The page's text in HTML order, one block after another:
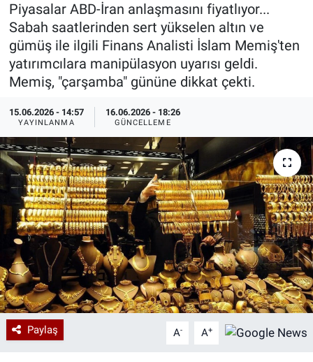
Piyasalar ABD-İran anlaşmasını fiyatlıyor...
Sabah saatlerinden sert yükselen altın ve
gümüş ile ilgili Finans Analisti İslam Memiş'ten
yatırımcılara manipülasyon uyarısı geldi.
Memiş, "çarşamba" gününe dikkat çekti.
15.06.2026 - 14:57
YAYINLANMA
16.06.2026 - 18:26
GÜNCELLEME
Paylaş A- A+
Trend
Özel Haberler
Ekonomi
Dünya
Kadın
Erişim Bilgileri
Sağlık
Teknoloji
Ramazan
Son Dakika Haberleri
Haber Arşivi